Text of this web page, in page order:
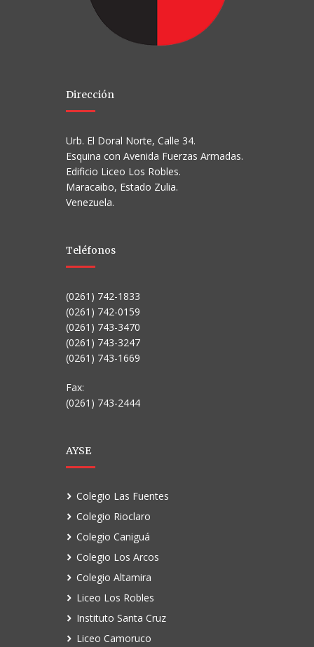
Dirección
Urb. El Doral Norte, Calle 34.
Esquina con Avenida Fuerzas Armadas.
Edificio Liceo Los Robles.
Maracaibo, Estado Zulia.
Venezuela.
Teléfonos
(0261) 742-1833
(0261) 742-0159
(0261) 743-3470
(0261) 743-3247
(0261) 743-1669
Fax:
(0261) 743-2444
AYSE
Colegio Las Fuentes
Colegio Rioclaro
Colegio Caniguá
Colegio Los Arcos
Colegio Altamira
Liceo Los Robles
Instituto Santa Cruz
Liceo Camoruco